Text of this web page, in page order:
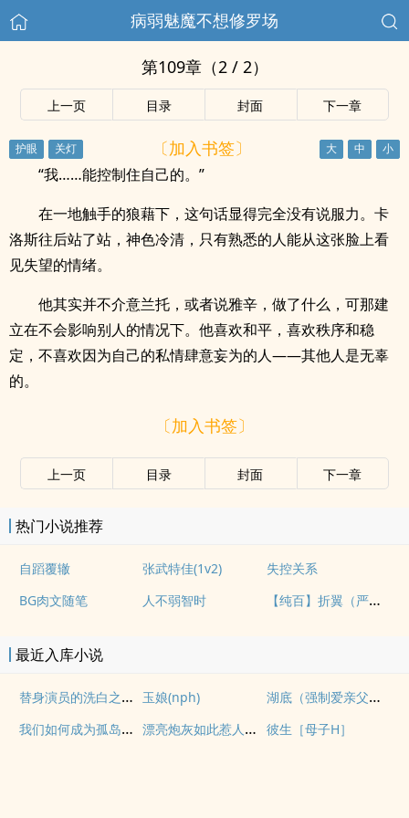
病弱魅魔不想修罗场
第109章（2 / 2）
上一页 目录 封面 下一章
〔加入书签〕
“我……能控制住自己的。”
在一地触手的狼藉下，这句话显得完全没有说服力。卡
洛斯往后站了站，神色冷清，只有熟悉的人能从这张脸上看
见失望的情绪。
他其实并不介意兰托，或者说雅辛，做了什么，可那建
立在不会影响别人的情况下。他喜欢和平，喜欢秩序和稳
定，不喜欢因为自己的私情肆意妄为的人——其他人是无辜
的。
〔加入书签〕
上一页 目录 封面 下一章
热门小说推荐
自蹈覆辙 张武特佳(1v2)
失控关系
BG肉文随笔
人不弱智时 【纯百】折翼（严厉上司是小鸟）
最近入库小说
替身演员的洗白之路(nph) 玉娘(nph)
湖底（强制爱亲父女）
我们如何成为孤岛（异国，NPH）
漂亮炮灰如此惹人怜爱 彼生［母子H］